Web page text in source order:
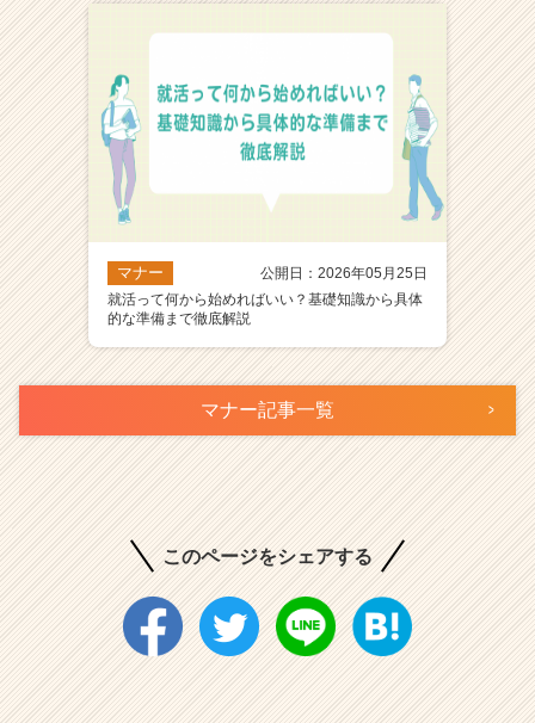
マナー
公開日：2026年05月25日
就活って何から始めればいい？基礎知識から具体
的な準備まで徹底解説
マナー記事一覧
このページをシェアする